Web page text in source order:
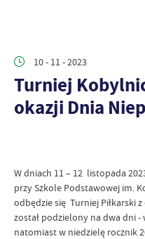
10 - 11 - 2023
Turniej
okazji Dnia
W dniach 11 – 12 listopada
przy Szkole Podstawowej im.
odbędzie się Turniej Piłkarski
został podzielony na dwa dni
natomiast w niedzielę rocznik